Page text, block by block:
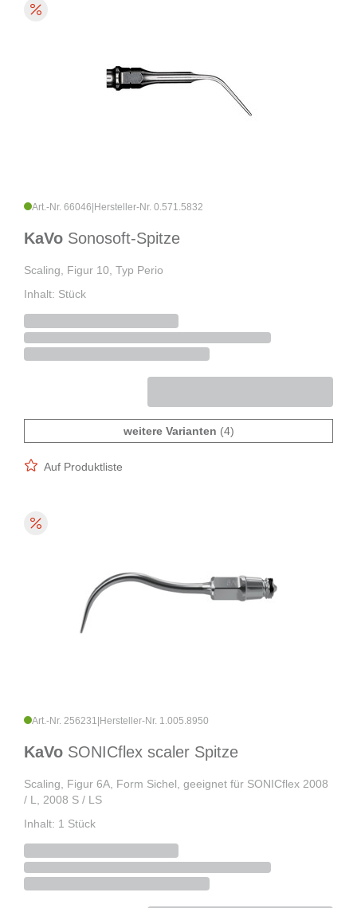
Art.-Nr. 66046 Hersteller-Nr. 0.571.5832
KaVo Sonosoft-Spitze
Scaling, Figur 10, Typ Perio
Inhalt: Stück
weitere Varianten (4)
Auf Produktliste
Art.-Nr. 256231 Hersteller-Nr. 1.005.8950
KaVo SONICflex scaler Spitze
Scaling, Figur 6A, Form Sichel, geeignet für SONICflex 2008
/ L, 2008 S / LS
Inhalt: 1 Stück